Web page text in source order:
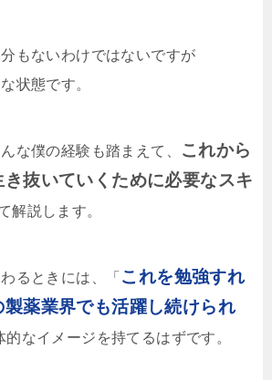
もないわけではないですが
状態です。
な僕の経験も踏まえて、
これから
抜いていくために必要なスキ
解説します。
るときには、「 これを勉強すれ
薬業界でも活躍し続けられ
的なイメージを持てるはずです。